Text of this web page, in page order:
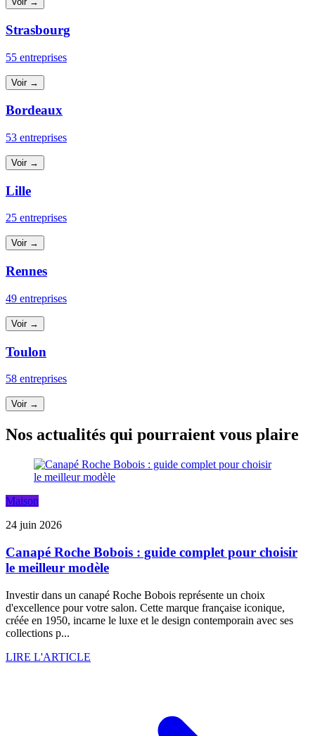
Strasbourg
55 entreprises
Voir →
Bordeaux
53 entreprises
Voir →
Lille
25 entreprises
Voir →
Rennes
49 entreprises
Voir →
Toulon
58 entreprises
Voir →
Nos actualités qui pourraient vous plaire
Maison
24 juin 2026
Canapé Roche Bobois : guide complet pour choisir
le meilleur modèle
Investir dans un canapé Roche Bobois représente un choix
d'excellence pour votre salon. Cette marque française iconique,
créée en 1950, incarne le luxe et le design contemporain avec ses
collections p...
LIRE L'ARTICLE